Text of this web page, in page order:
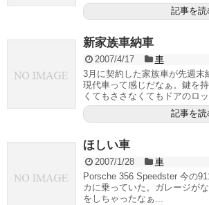
記事を読
新家族車納車
2007/4/17
車
3月に契約した家族車が先週末
現代車って感じだなぁ。鍵を
くてもささなくてもドアのロ
記事を読
ほしい車
2007/1/28
車
Porsche 356 Speedster 今の
カに乗っていた。ガレージが
をしちゃったなぁ...